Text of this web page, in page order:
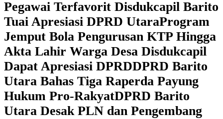
Pegawai Terfavorit Disdukcapil Barito
Tuai Apresiasi DPRD UtaraProgram
Jemput Bola Pengurusan KTP Hingga
Akta Lahir Warga Desa Disdukcapil
Dapat Apresiasi DPRDDPRD Barito
Utara Bahas Tiga Raperda Payung
Hukum Pro-RakyatDPRD Barito
Utara Desak PLN dan Pengembang